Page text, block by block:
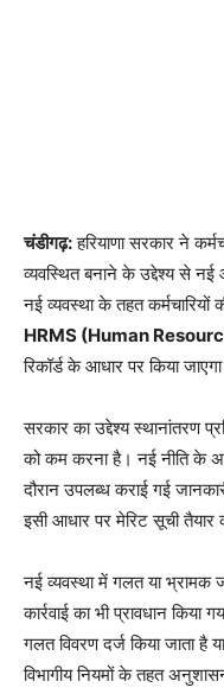
चंडीगढ़:हरियाणा सरकार ने
व्यवस्थित बनाने के उद्देश्य से
नई व्यवस्था के तहत कर्मचारियों
HRMS (Human
रिकॉर्ड के आधार पर किया
सरकार का उद्देश्य स्थानांतरण
को कम करना है। नई नीति के
दौरान उपलब्ध कराई गई
इसी आधार पर मेरिट सूची तैयार
नई व्यवस्था में गलत या भ्रामक
कार्रवाई का भी प्रावधान किया
गलत विवरण दर्ज किया जाता है
विभागीय नियमों के तहत